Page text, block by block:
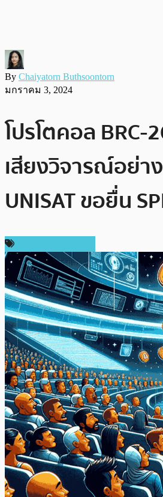
By Chaiyatorn Buthsoontorn
มกราคม 3, 2024
โปรโตคอล BRC-
เสียงวิจารณ์อย่า
UNISAT ขอยื่น